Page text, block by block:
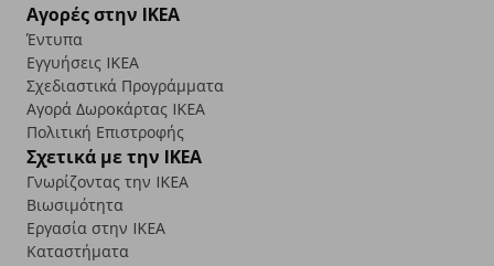
Αγορές στην IKEA
Έντυπα
Εγγυήσεις IKEA
Σχεδιαστικά Προγράμματα
Αγορά Δωρoκάρτας IKEA
Πολιτική Επιστροφής
Σχετικά με την IKEA
Γνωρίζοντας την IKEA
Βιωσιμότητα
Εργασία στην IKEA
Καταστήματα